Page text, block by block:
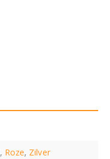
, Roze, Zilver